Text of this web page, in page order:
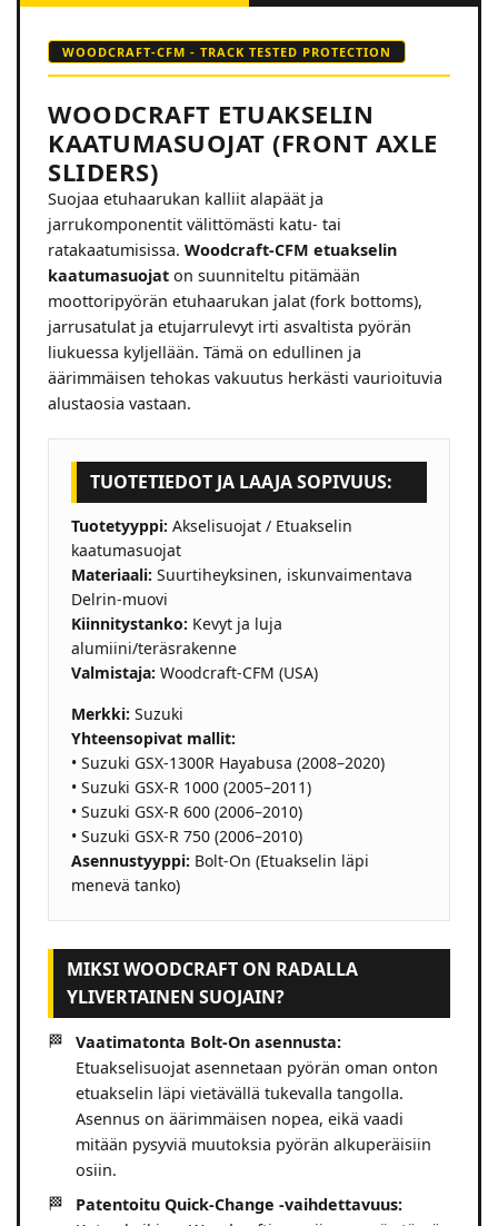
WOODCRAFT-CFM - TRACK TESTED PROTECTION
WOODCRAFT ETUAKSELIN
KAATUMASUOJAT (FRONT AXLE
SLIDERS)
Suojaa etuhaarukan kalliit alapäät ja
jarrukomponentit välittömästi katu- tai
ratakaatumisissa. Woodcraft-CFM etuakselin
kaatumasuojat on suunniteltu pitämään
moottoripyörän etuhaarukan jalat (fork bottoms),
jarrusatulat ja etujarrulevyt irti asvaltista pyörän
liukuessa kyljellään. Tämä on edullinen ja
äärimmäisen tehokas vakuutus herkästi vaurioituvia
alustaosia vastaan.
TUOTETIEDOT JA LAAJA SOPIVUUS:
Tuotetyyppi: Akselisuojat / Etuakselin
kaatumasuojat
Materiaali: Suurtiheyksinen, iskunvaimentava
Delrin-muovi
Kiinnitystanko: Kevyt ja luja
alumiini/teräsrakenne
Valmistaja: Woodcraft-CFM (USA)
Merkki: Suzuki
Yhteensopivat mallit:
• Suzuki GSX-1300R Hayabusa (2008–2020)
• Suzuki GSX-R 1000 (2005–2011)
• Suzuki GSX-R 600 (2006–2010)
• Suzuki GSX-R 750 (2006–2010)
Asennustyyppi: Bolt-On (Etuakselin läpi
menevä tanko)
MIKSI WOODCRAFT ON RADALLA
YLIVERTAINEN SUOJAIN?
Vaatimatonta Bolt-On asennusta:
Etuakselisuojat asennetaan pyörän oman onton
etuakselin läpi vietävällä tukevalla tangolla.
Asennus on äärimmäisen nopea, eikä vaadi
mitään pysyviä muutoksia pyörän alkuperäisiin
osiin.
Patentoitu Quick-Change -vaihdettavuus: